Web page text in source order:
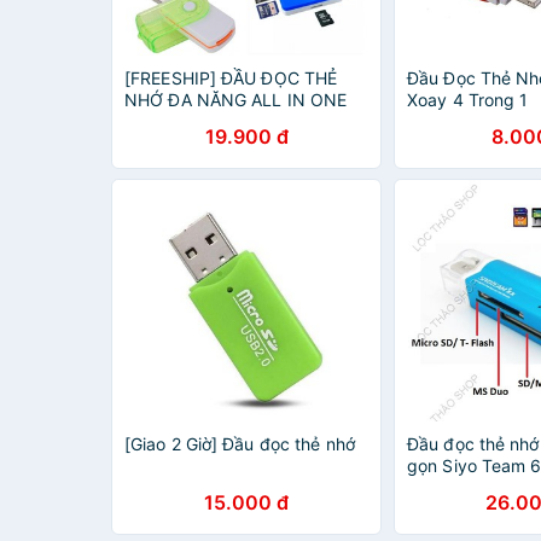
[FREESHIP] ĐẦU ĐỌC THẺ
NHỚ ĐA NĂNG ALL IN ONE
19.900 đ
Đầu Đọc Thẻ
Xoay 4 Trong 1
[Giao 2 Giờ] Đầu đọc thẻ nhớ
15.000 đ
Đầu đọc thẻ
gọn Siyo Team